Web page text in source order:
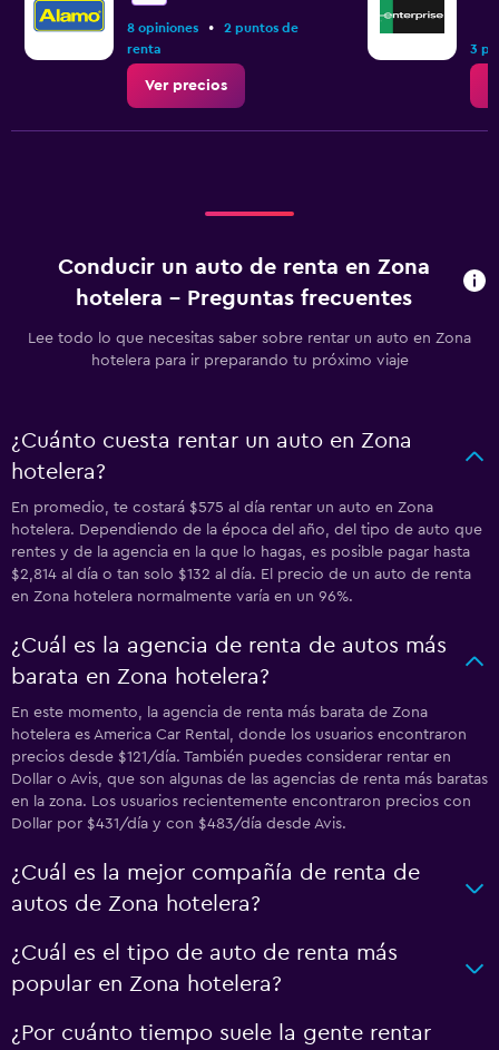
8 opiniones •
2 puntos de
renta
Ver precios
3
Conducir un auto de renta en Zona
hotelera - Preguntas frecuentes
Lee todo lo que necesitas saber sobre rentar un auto en Zona
hotelera para ir preparando tu próximo viaje
¿Cuánto cuesta rentar un auto en Zona
hotelera?
En promedio, te costará $575 al día rentar un auto en Zona
hotelera. Dependiendo de la época del año, del tipo de auto que
rentes y de la agencia en la que lo hagas, es posible pagar hasta
$2,814 al día o tan solo $132 al día. El precio de un auto de renta
en Zona hotelera normalmente varía en un 96%.
¿Cuál es la agencia de renta de autos más
barata en Zona hotelera?
En este momento, la agencia de renta más barata de Zona
hotelera es America Car Rental, donde los usuarios encontraron
precios desde $121/día. También puedes considerar rentar en
Dollar o Avis, que son algunas de las agencias de renta más baratas
en la zona. Los usuarios recientemente encontraron precios con
Dollar por $431/día y con $483/día desde Avis.
¿Cuál es la mejor compañía de renta de
autos de Zona hotelera?
¿Cuál es el tipo de auto de renta más
popular en Zona hotelera?
¿Por cuánto tiempo suele la gente rentar